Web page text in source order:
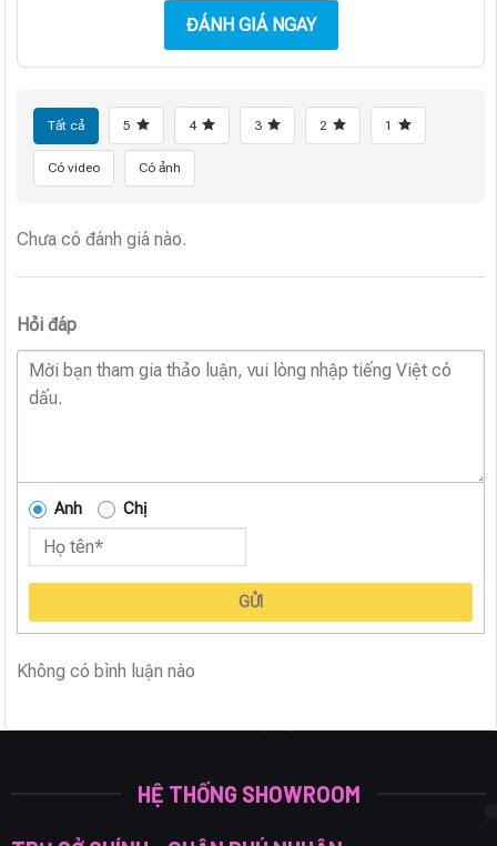
ĐÁNH GIÁ NGAY
Tất cả 5 4 3 2 1
Có video Có ảnh
Chưa có đánh giá nào.
Hỏi đáp
Anh Chị
GỬI
Không có bình luận nào
HỆ THỐNG SHOWROOM